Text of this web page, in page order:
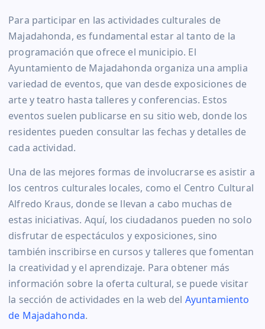
Para participar en las actividades culturales de
Majadahonda, es fundamental estar al tanto de la
programación que ofrece el municipio. El
Ayuntamiento de Majadahonda organiza una amplia
variedad de eventos, que van desde exposiciones de
arte y teatro hasta talleres y conferencias. Estos
eventos suelen publicarse en su sitio web, donde los
residentes pueden consultar las fechas y detalles de
cada actividad.
Una de las mejores formas de involucrarse es asistir a
los centros culturales locales, como el Centro Cultural
Alfredo Kraus, donde se llevan a cabo muchas de
estas iniciativas. Aquí, los ciudadanos pueden no solo
disfrutar de espectáculos y exposiciones, sino
también inscribirse en cursos y talleres que fomentan
la creatividad y el aprendizaje. Para obtener más
información sobre la oferta cultural, se puede visitar
la sección de actividades en la web del Ayuntamiento
de Majadahonda.